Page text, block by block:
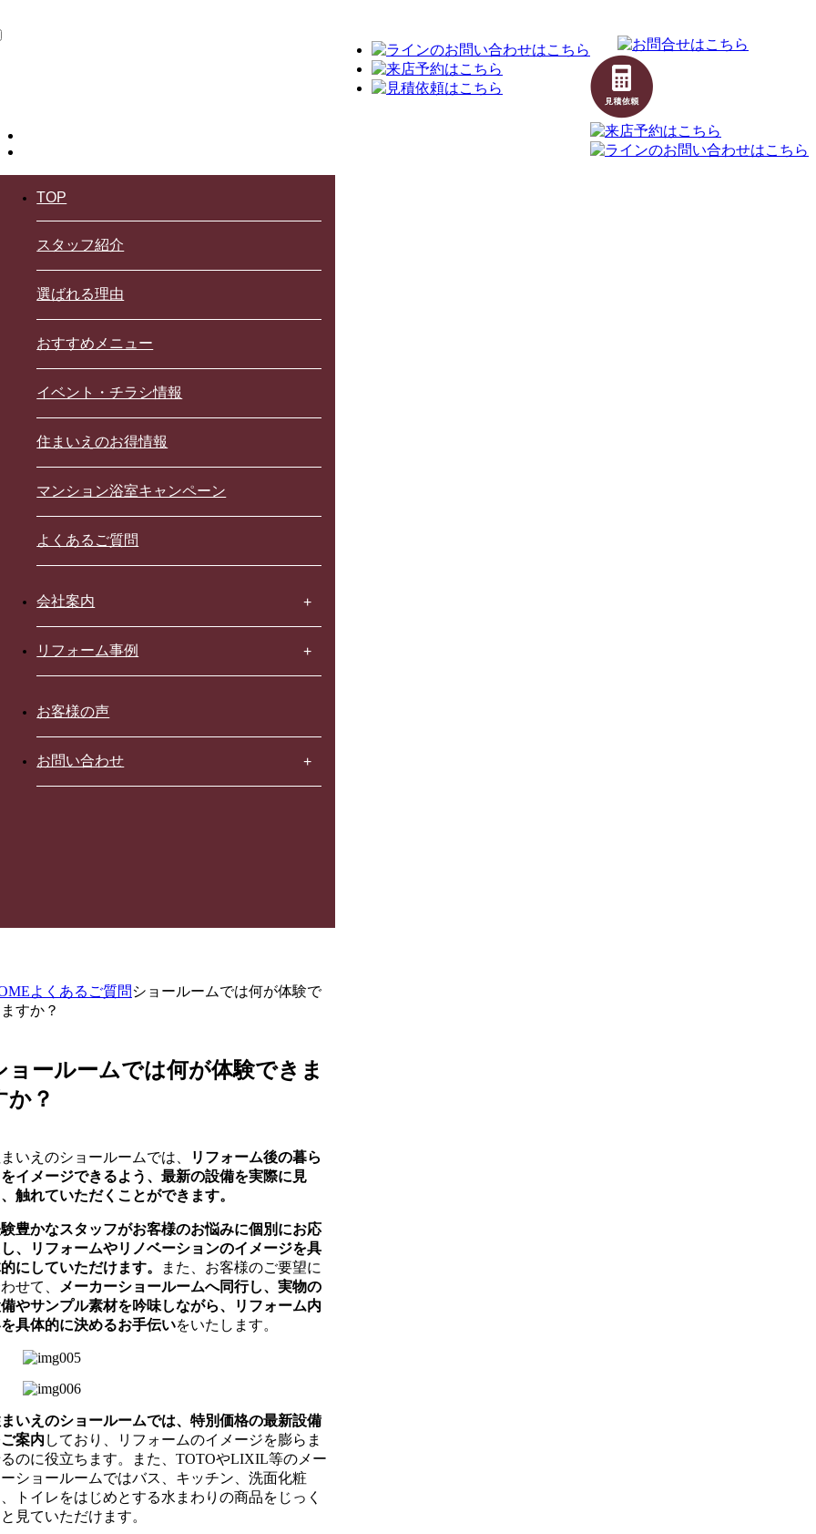
TOP
スタッフ紹介
選ばれる理由
おすすめメニュー
イベント・チラシ情報
住まいえのお得情報
マンション浴室キャンペーン
よくあるご質問
会社案内
リフォーム事例
お客様の声
お問い合わせ
よくあるご質問 ショールームでは何が体験で
すか？
ョールームでは何が体験できま
か？
いえのショールームでは、
リフォーム後の暮ら
イメージできるよう、最新の設備を実際に見
触れていただくことができます。
豊かなスタッフがお客様のお悩みに個別にお応
、リフォームやリノベーションのイメージを具
にしていただけます。
また、お客様のご要望に
せて、
メーカーショールームへ同行し、実物の
やサンプル素材を吟味しながら、リフォーム内
具体的に決めるお手伝いをいたします。
いえのショールームでは、特別価格の最新設備
案内 しており、リフォームのイメージを膨らま
のに役立ちます。また、TOTOやLIXIL等のメー
ショールームではバス、キッチン、洗面化粧
トイレをはじめとする水まわりの商品をじっく
見ていただけます。